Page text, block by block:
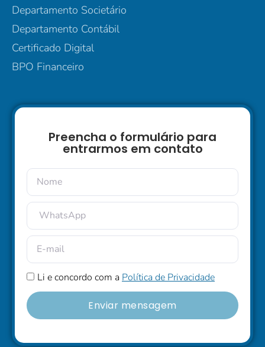
Departamento Societário
Departamento Contábil
Certificado Digital
BPO Financeiro
Preencha o formulário para
entrarmos em contato
Li e concordo com a Política de Privacidade
Enviar mensagem